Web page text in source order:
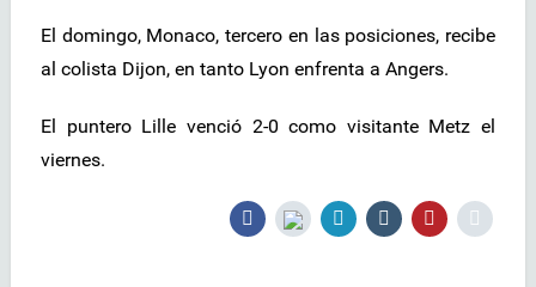
El domingo, Monaco, tercero en las posiciones, recibe
al colista Dijon, en tanto Lyon enfrenta a Angers.
El puntero Lille venció 2-0 como visitante Metz el
viernes.